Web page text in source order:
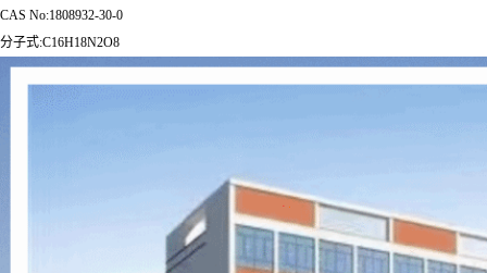
CAS No:1808932-30-0
分子式:C16H18N2O8